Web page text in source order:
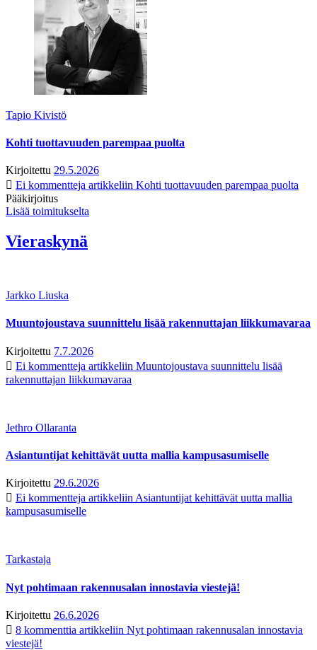
Tapio Kivistö
Kohti tuottavuuden parempaa puolta
Kirjoitettu 29.5.2026
Ei kommentteja artikkeliin Kohti tuottavuuden parempaa puolta
Pääkirjoitus
Lisää toimitukselta
Vieraskynä
Jarkko Liuska
Muuntojoustava suunnittelu lisää rakennuttajan liikkumavaraa
Kirjoitettu 7.7.2026
Ei kommentteja artikkeliin Muuntojoustava suunnittelu lisää
rakennuttajan liikkumavaraa
Jethro Ollaranta
Asiantuntijat kehittävät uutta mallia kampusasumiselle
Kirjoitettu 29.6.2026
Ei kommentteja artikkeliin Asiantuntijat kehittävät uutta mallia
kampusasumiselle
Tarkastaja
Nyt pohtimaan rakennusalan innostavia viestejä!
Kirjoitettu 26.6.2026
8 kommenttia artikkeliin Nyt pohtimaan rakennusalan innostavia
viestejä!